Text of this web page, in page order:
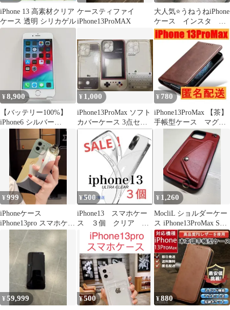
iPhone 13 高素材クリア
ケース 透明 シリカゲル
ケースティファイ
iPhone13ProMAX
大人気⭐️うねうねiPhone
ケース インスタ 韓
国 最新トレンド
12pro
¥8,900
【バッテリー100%】
iPhone6 シルバー
64GB!! 本体 動作良
好 送料無料
¥ 1,000
iPhone13ProMax ソフト
カバーケース 3点セッ
ト
¥ 780
iPhone13ProMax 【茶】
手帳型ケース マグネ
ット シンプルカバー
¥999
iPhoneケース
iPhone13pro スマホケー
ス カバー カラフ
¥500
iPhone13 スマホケー
ス ３個 クリア 透
明ケース シンプル
¥ 1,260
MocliL ショルダーケー
ス iPhone13ProMax SC-
056
¥59,999 ¥500 ¥880